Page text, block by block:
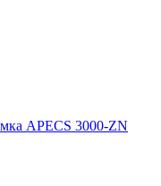
APECS 3000-ZN